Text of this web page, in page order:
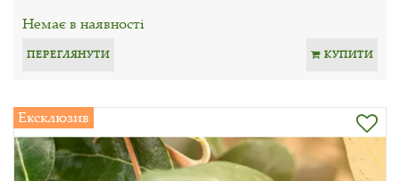
Немає в наявності
ПЕРЕГЛЯНУТИ КУПИТИ
Ексклюзив